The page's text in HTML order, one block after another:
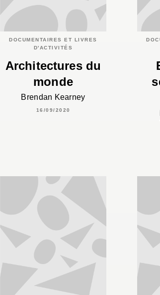
DOCUMENTAIRES ET LIVRES
D'ACTIVITÉS
Architectures du
monde
Brendan Kearney
16/09/2020